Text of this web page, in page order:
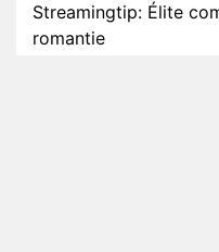
Streamingtip: Élite
romantie